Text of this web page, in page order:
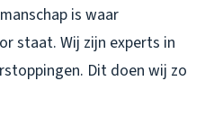
is waar
staat. Wij zijn experts in
Dit doen wij zo